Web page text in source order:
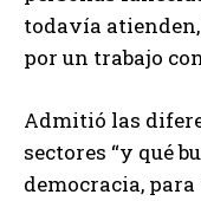
todavía
por un trabajo
Admitió las
sectores “y qué
democracia,